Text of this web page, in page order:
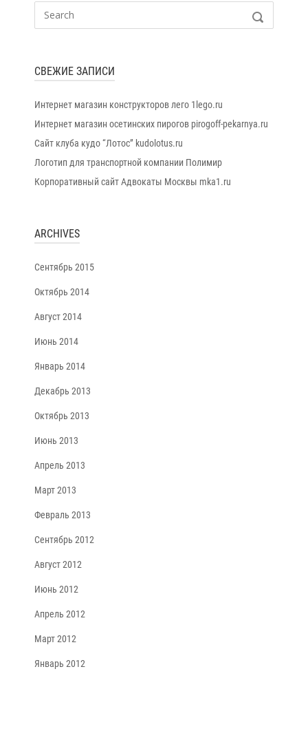
SEARCH
СВЕЖИЕ ЗАПИСИ
Интернет магазин конструкторов лего 1lego.ru
Интернет магазин осетинских пирогов pirogoff-pekarnya.ru
Сайт клуба кудо “Лотос” kudolotus.ru
Логотип для транспортной компании Полимир
Корпоративный сайт Адвокаты Москвы mka1.ru
ARCHIVES
Сентябрь 2015
Октябрь 2014
Август 2014
Июнь 2014
Январь 2014
Декабрь 2013
Октябрь 2013
Июнь 2013
Апрель 2013
Март 2013
Февраль 2013
Сентябрь 2012
Август 2012
Июнь 2012
Апрель 2012
Март 2012
Январь 2012